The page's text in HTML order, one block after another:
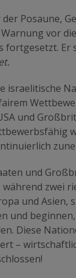
Posaune,
vor
fortgesetzt. Er
israelitische
und
und
zwei
und Asien,
und
Diese
–